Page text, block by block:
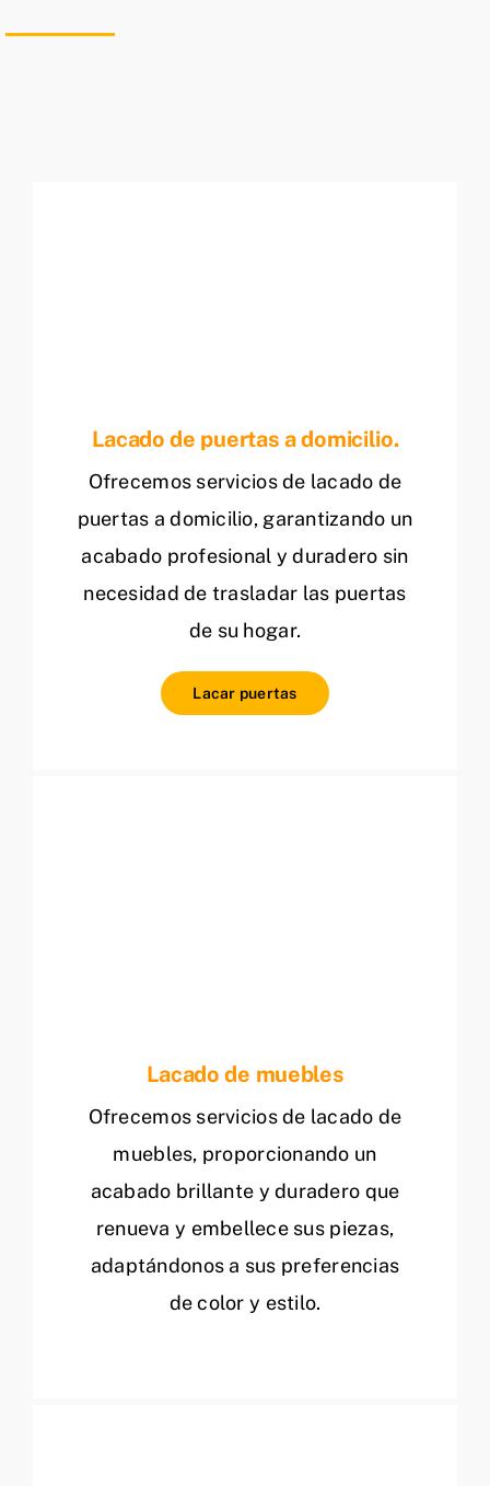
Lacado de puertas a domicilio.
Ofrecemos servicios de lacado de
puertas a domicilio, garantizando un
acabado profesional y duradero sin
necesidad de trasladar las puertas
de su hogar.
Lacar puertas
Lacado de muebles
Ofrecemos servicios de lacado de
muebles, proporcionando un
acabado brillante y duradero que
renueva y embellece sus piezas,
adaptándonos a sus preferencias
de color y estilo.